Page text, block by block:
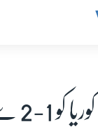
دیا